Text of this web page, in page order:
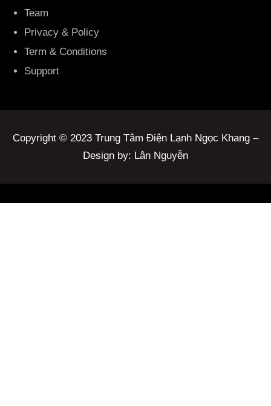
Team
Privacy & Policy
Term & Conditions
Support
Copyright © 2023 Trung Tâm Điện Lạnh Ngọc Khang –
Design by: Lân Nguyễn